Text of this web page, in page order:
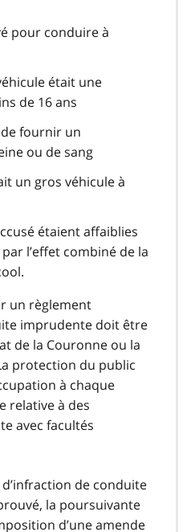
pour conduire à
était une
de 16 ans
de fournir un
ou de sang
un gros véhicule à
étaient affaiblies
l’effet combiné de la
un règlement
imprudente doit être
de la Couronne ou la
protection du public
à chaque
relative à des
avec facultés
de conduite
la poursuivante
d’une amende